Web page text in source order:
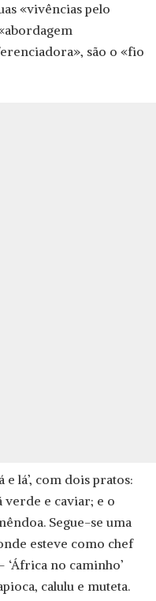
«vivências pelo
são o «fio
e lá’, com dois pratos:
verde e caviar; e o
Segue-se uma
esteve como chef
‘África no caminho’
calulu e muteta.